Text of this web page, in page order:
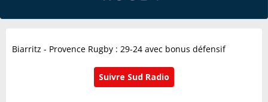
Biarritz - Provence Rugby : 29-24 avec bonus défensif
Suivre Sud Radio